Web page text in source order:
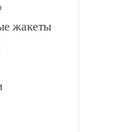
жакеты